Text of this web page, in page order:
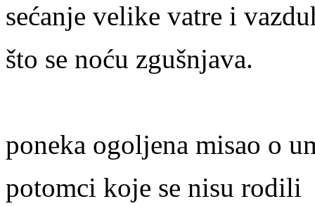
sećanje velike vatre i
što se noću zgušnjava.
poneka ogoljena misao o
potomci koje se nisu rodili